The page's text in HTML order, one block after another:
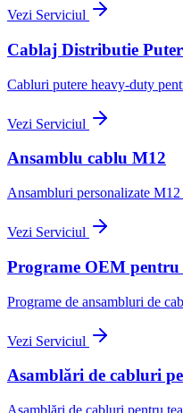
Vezi Serviciul
Cablaj Distributie
Cabluri putere heavy-duty
Vezi Serviciul
Ansamblu cablu M12
Ansambluri personalizate
Vezi Serviciul
Programe OEM
Programe de ansambluri de
Vezi Serviciul
Asamblări de cabluri
Asamblări de cabluri pentru